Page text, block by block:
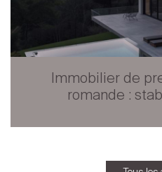
Immobilier de
romande :